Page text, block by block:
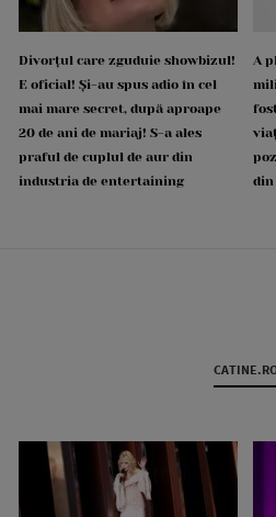
Divorțul care zguduie showbizul!
E oficial! Și-au spus adio în cel
mai mare secret, după aproape
20 de ani de mariaj! S-a ales
praful de cuplul de aur din
industria de entertaining
A
din